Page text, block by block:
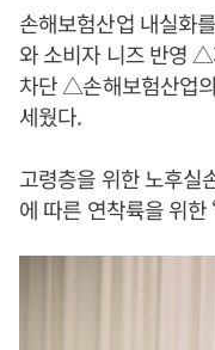
손해보험산업 내실화
와 소비자 니즈 반영
차단 △손해보험산업
세웠다.
고령층을 위한 노후실
에 따른 연착륙을 위한